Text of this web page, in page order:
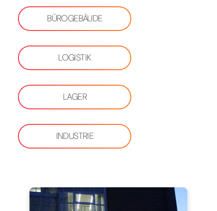
BÜROGEBÄUDE
LOGISTIK
LAGER
INDUSTRIE